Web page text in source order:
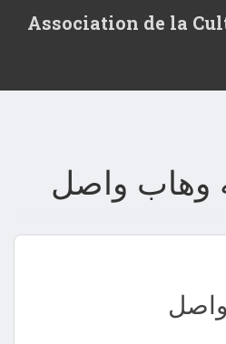
Association de la
وهاب واصل